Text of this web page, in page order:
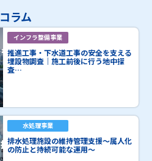
コラム
インフラ整備事業
推進工事・下水道工事の安全を支える
埋設物調査｜施工前後に行う地中探
査…
水処理事業
排水処理施設の維持管理支援～属人化
の防止と持続可能な運用～